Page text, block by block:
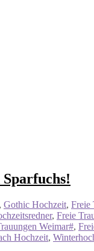
, Gothic Hochzeit, Freie
, Freie
Weimar#,
Hochzeit,